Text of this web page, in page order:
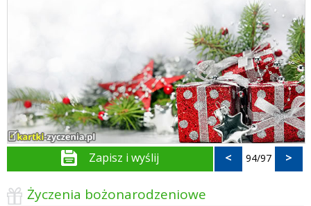
Zapisz i wyślij < 94/97 >
Życzenia bożonarodzeniowe